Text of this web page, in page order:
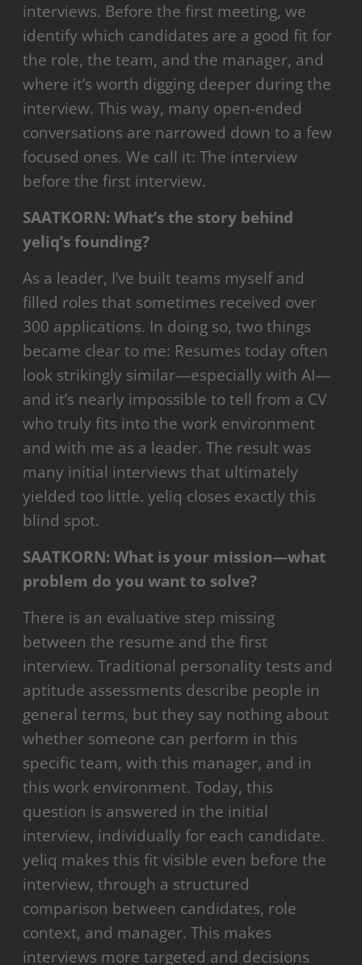
interviews. Before the first meeting, we
identify which candidates are a good fit for
the role, the team, and the manager, and
where it’s worth digging deeper during the
interview. This way, many open-ended
conversations are narrowed down to a few
focused ones. We call it: The interview
before the first interview.
SAATKORN: What’s the story behind
yeliq’s founding?
As a leader, I’ve built teams myself and
filled roles that sometimes received over
300 applications. In doing so, two things
became clear to me: Resumes today often
look strikingly similar—especially with AI—
and it’s nearly impossible to tell from a CV
who truly fits into the work environment
and with me as a leader. The result was
many initial interviews that ultimately
yielded too little. yeliq closes exactly this
blind spot.
SAATKORN: What is your mission—what
problem do you want to solve?
There is an evaluative step missing
between the resume and the first
interview. Traditional personality tests and
aptitude assessments describe people in
general terms, but they say nothing about
whether someone can perform in this
specific team, with this manager, and in
this work environment. Today, this
question is answered in the initial
interview, individually for each candidate.
yeliq makes this fit visible even before the
interview, through a structured
comparison between candidates, role
context, and manager. This makes
interviews more targeted and decisions